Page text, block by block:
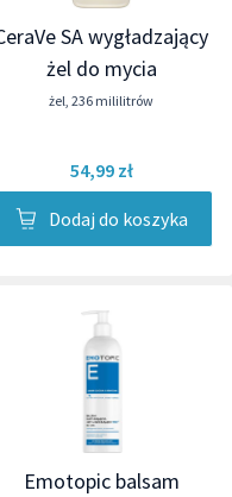
SA wygładzający
żel do mycia
żel, 236 mililitrów
54,99 zł
Dodaj do koszyka
Emotopic balsam